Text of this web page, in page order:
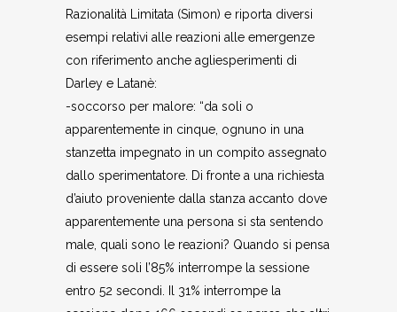
Razionalità Limitata (Simon) e riporta diversi
esempi relativi alle reazioni alle emergenze
con riferimento anche agliesperimenti di
Darley e Latanè:
-soccorso per malore: “da soli o
apparentemente in cinque, ognuno in una
stanzetta impegnato in un compito assegnato
dallo sperimentatore. Di fronte a una richiesta
d’aiuto proveniente dalla stanza accanto dove
apparentemente una persona si sta sentendo
male, quali sono le reazioni? Quando si pensa
di essere soli l’85% interrompe la sessione
entro 52 secondi. Il 31% interrompe la